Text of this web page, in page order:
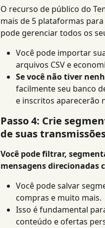
O recurso de público do
mais de 5 plataformas
pode gerenciar todos os
Você pode importar
arquivos CSV e
Se você não tiver
facilmente seu banco
e inscritos aparecerão
Passo 4: Crie
de suas
Você pode filtrar,
mensagens direcionadas
Você pode salvar
compras e muito mais.
Isso é fundamental
conteúdo e ofertas